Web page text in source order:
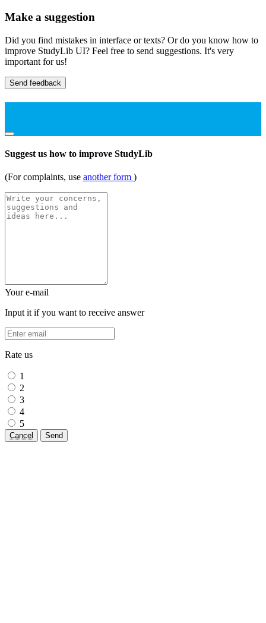
Make a suggestion
Did you find mistakes in interface or texts? Or do you know how to
improve StudyLib UI? Feel free to send suggestions. It's very
important for us!
Send feedback
Suggest us how to improve StudyLib
(For complaints, use another form )
Your e-mail
Input it if you want to receive answer
Rate us
1
2
3
4
5
Cancel Send